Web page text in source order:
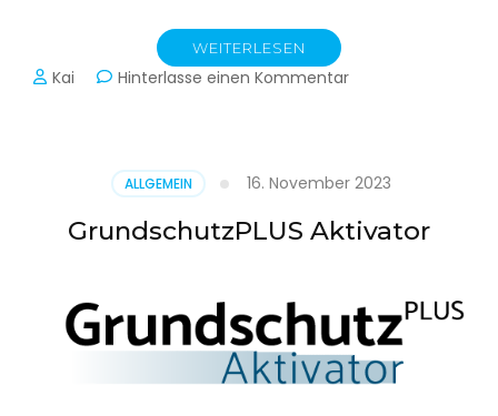
WEITERLESEN
Kai Hinterlasse einen Kommentarzu
Schlacht
im
Netz
ALLGEMEIN 16. November 2023
GrundschutzPLUS Aktivator